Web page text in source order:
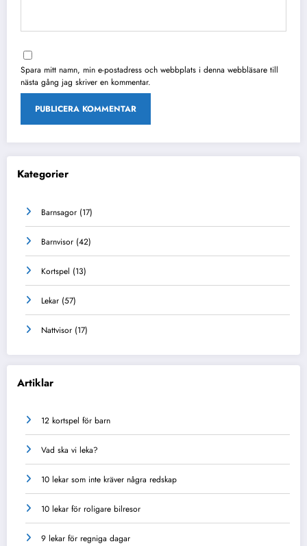
Spara mitt namn, min e-postadress och webbplats i denna webbläsare till
nästa gång jag skriver en kommentar.
Kategorier
Barnsagor (17)
Barnvisor (42)
Kortspel (13)
Lekar (57)
Nattvisor (17)
Artiklar
12 kortspel för barn
Vad ska vi leka?
10 lekar som inte kräver några redskap
10 lekar för roligare bilresor
9 lekar för regniga dagar